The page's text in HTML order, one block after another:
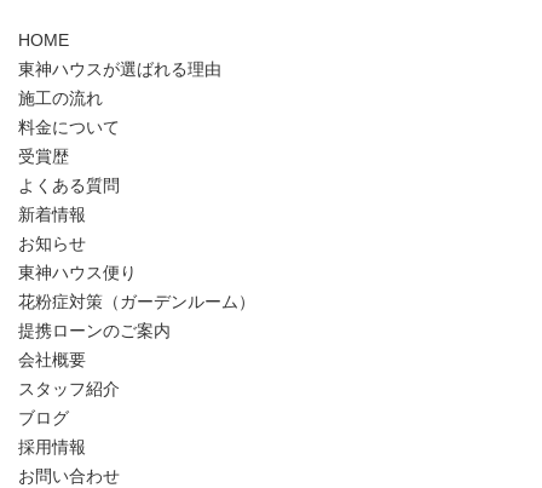
HOME
東神ハウスが選ばれる理由
施工の流れ
料金について
受賞歴
よくある質問
新着情報
お知らせ
東神ハウス便り
花粉症対策（ガーデンルーム）
提携ローンのご案内
会社概要
スタッフ紹介
ブログ
採用情報
お問い合わせ